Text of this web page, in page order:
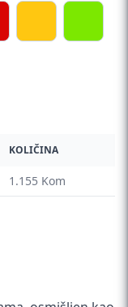
KOLIČINA
1.155 Kom